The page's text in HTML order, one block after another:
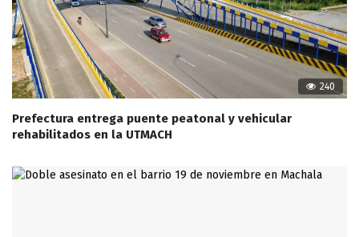
240
Prefectura entrega puente peatonal y vehicular
rehabilitados en la UTMACH